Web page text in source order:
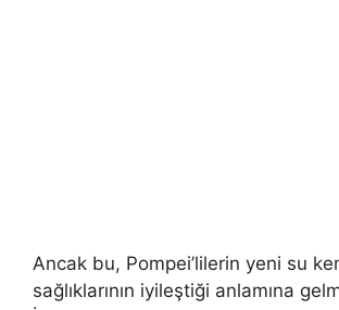
Ancak bu, Pompei’lilerin yeni su
sağlıklarının iyileştiği anlamına